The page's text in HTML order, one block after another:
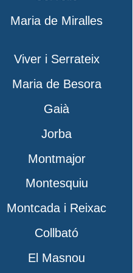
Maria de Miralles
Viver i Serrateix
Maria de Besora
Gaià
Jorba
Montmajor
Montesquiu
Montcada i Reixac
Collbató
El Masnou